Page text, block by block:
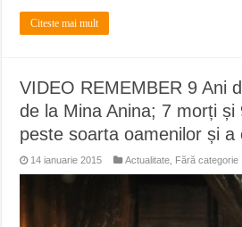
Citeste mai mult
VIDEO REMEMBER 9 Ani
de la Mina Anina; 7 morți și
peste soarta oamenilor și a
14 ianuarie 2015 Actualitate Fără categorie